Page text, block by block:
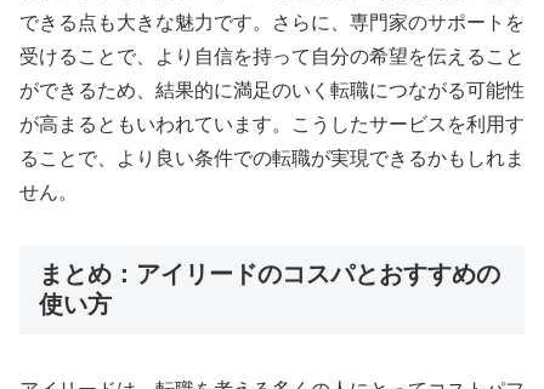
できる点も大きな魅力です。さらに、専門家のサポートを
受けることで、より自信を持って自分の希望を伝えること
ができるため、結果的に満足のいく転職につながる可能性
が高まるともいわれています。こうしたサービスを利用す
ることで、より良い条件での転職が実現できるかもしれま
せん。
まとめ：アイリードのコスパとおすすめの
使い方